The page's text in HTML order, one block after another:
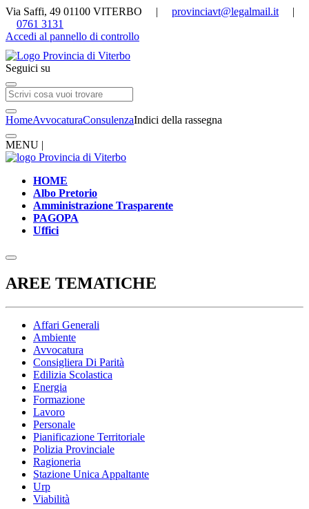
Via Saffi, 49 01100 VITERBO | provinciavt@legalmail.it |
0761 3131
Accedi al pannello di controllo
Seguici su
HomeAvvocaturaConsulenzaIndici della rassegna
MENU |
HOME
Albo Pretorio
Amministrazione Trasparente
PAGOPA
Uffici
AREE TEMATICHE
Affari Generali
Ambiente
Avvocatura
Consigliera Di Parità
Edilizia Scolastica
Energia
Formazione
Lavoro
Personale
Pianificazione Territoriale
Polizia Provinciale
Ragioneria
Stazione Unica Appaltante
Urp
Viabilità